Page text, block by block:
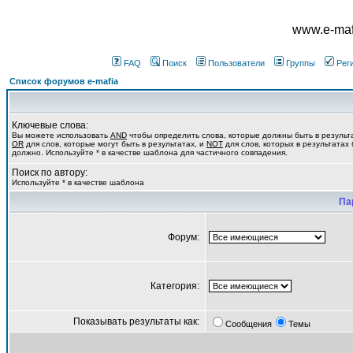
www.e-
FAQ Поиск Пользователи Группы
Список форумов e-mafia
Ключевые слова:
Вы можете использовать AND чтобы определить слова, которые должны быть в
OR для слов, которые могут быть в результатах, и NOT для слов, которых в результатах
должно. Используйте * в качестве шаблона для частичного совпадения.
Поиск по автору:
Используйте * в качестве шаблона
Форум:
Категория:
Показывать результаты как: Сообщения Темы